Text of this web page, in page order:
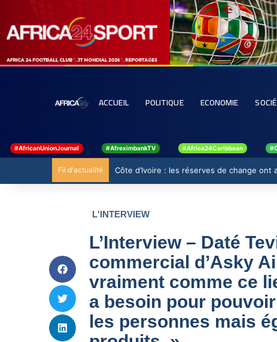
ACCUEIL POLITIQUE ECONOMIE
#AfricanUnionJournal #AfreximbankTV #Africa24Caribbean
Fil d'actualité Côte d’Ivoire : les réserves de change ont
L'INTERVIEW
L’Interview – Daté
commercial d’Asky
vraiment comme ce
a besoin pour
les personnes mais